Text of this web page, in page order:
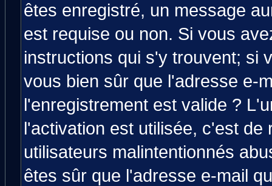
êtes enregistré, un message
est requise ou non. Si vous
instructions qui s'y trouvent; si
vous bien sûr que l'adresse e-
l'enregistrement est valide ?
l'activation est utilisée, c'est
utilisateurs malintentionnés
êtes sûr que l'adresse e-mail